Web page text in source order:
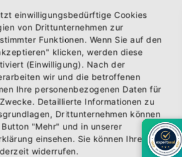
Shirt "DER SCHNEE Logo" grau
mit dem Logo "DER SCHNEE". Erhältlich...
,exkl.Versandkosten
jetzt unseren Newsletter ×
aktuellsten News über neue
zudem einen 10% Gutschein für
Bestellung.
einwilligungsbedürftige Cookies
von Drittunternehmen zur
Funktionen. Wenn Sie auf den
klicken, werden diese
(Einwilligung). Nach der
wir und die betroffenen
Ihre personenbezogenen Daten für
Detaillierte Informationen zu
Drittunternehmen können
"Mehr" und in unserer
einsehen. Sie können Ihre
widerrufen.